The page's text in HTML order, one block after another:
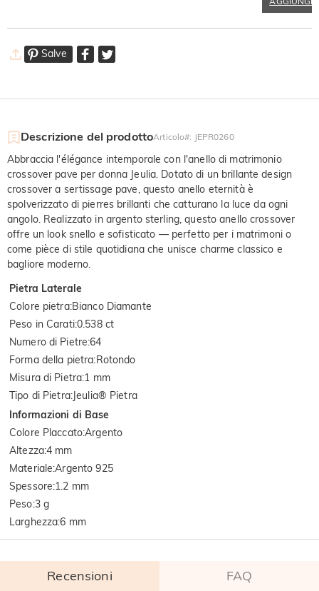
Salve
Descrizione del prodottoArticolo#: JEPR0260
Abbraccia l'élégance intemporale con l'anello di matrimonio
crossover pave per donna Jeulia. Dotato di un brillante design
crossover a sertissage pave, questo anello eternità è
spolverizzato di pierres brillanti che catturano la luce da ogni
angolo. Realizzato in argento sterling, questo anello crossover
offre un look snello e sofisticato — perfetto per i matrimoni o
come pièce di stile quotidiana che unisce charme classico e
bagliore moderno.
Pietra Laterale
Colore pietra:Bianco Diamante
Peso in Carati:0.538 ct
Numero di Pietre:64
Forma della pietra:Rotondo
Misura di Pietra:1 mm
Tipo di Pietra:Jeulia® Pietra
Informazioni di Base
Colore Placcato:Argento
Altezza:4 mm
Materiale:Argento 925
Spessore:1.2 mm
Peso:3 g
Larghezza:6 mm
Recensioni FAQ